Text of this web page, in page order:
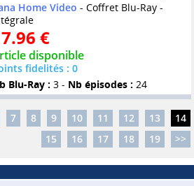
Home Video - Coffret Blu-Ray -
€
disponible
fidelités : 0
Blu-Ray : 3 - Nb épisodes : 24
7 8 9 10 11 12 13
14
15
16 17 18 19 >>